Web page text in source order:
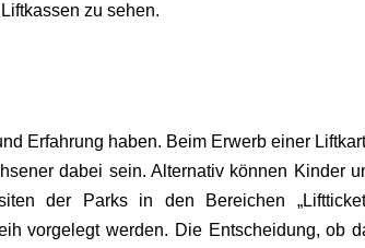
zu sehen.
Erfahrung haben. Beim Erwerb einer
dabei sein. Alternativ können Kinder
der Parks in den Bereichen
vorgelegt werden. Die Entscheidung, ob